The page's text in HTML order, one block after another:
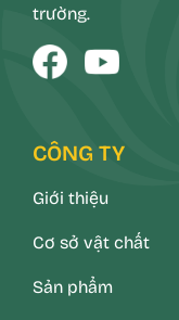
trường.
CÔNG TY
Giới thiệu
Cơ sở vật chất
Sản phẩm